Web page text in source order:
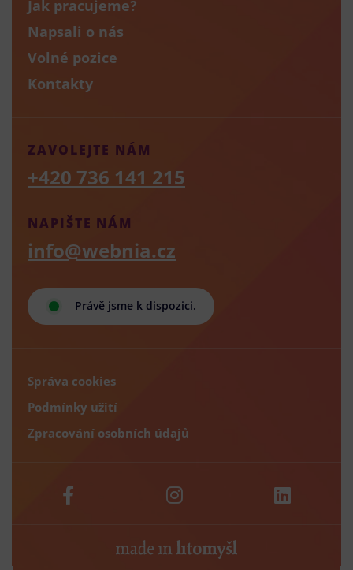
Jak pracujeme?
Napsali o nás
Volné pozice
Kontakty
Právě jsme k dispozici.
NAPIŠTE NÁM
info@webnia.cz
ZAVOLEJTE NÁM
+420 736 141 215
Správa cookies
Podmínky užití
Zpracování osobních údajů